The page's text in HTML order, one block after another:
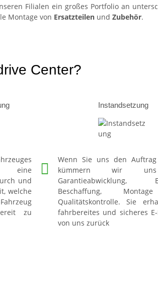
Filialen ein großes Portfolio an
Montage von Ersatzteilen und Zubehör.
Center?
und
welche
zu
Instandsetzung
Wenn Sie uns den
kümmern wir
Garantieabwicklung,
Beschaffung,
Qualitätskontrolle. Sie
fahrbereites und sicheres E-
von uns zurück